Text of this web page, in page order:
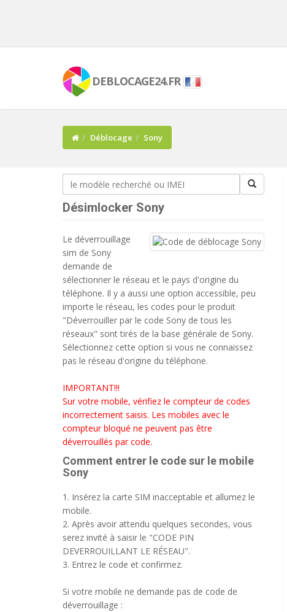
DEBLOCAGE24.FR
Déblocage Sony
Désimlocker Sony
Le déverrouillage
sim de Sony
demande de
sélectionner le réseau et le pays d'origine du
téléphone. Il y a aussi une option accessible, peu
importe le réseau, les codes pour le produit
"Déverrouiller par le code Sony de tous les
réseaux" sont tirés de la base générale de Sony.
Sélectionnez cette option si vous ne connaissez
pas le réseau d'origine du téléphone.
IMPORTANT!!!
Sur votre mobile, vérifiez le compteur de codes
incorrectement saisis. Les mobiles avec le
compteur bloqué ne peuvent pas être
déverrouillés par code.
Comment entrer le code sur le mobile
Sony
1. Insérez la carte SIM inacceptable et allumez le
mobile.
2. Après avoir attendu quelques secondes, vous
serez invité à saisir le "CODE PIN
DEVERROUILLANT LE RÉSEAU".
3. Entrez le code et confirmez.
Si votre mobile ne demande pas de code de
déverrouillage :